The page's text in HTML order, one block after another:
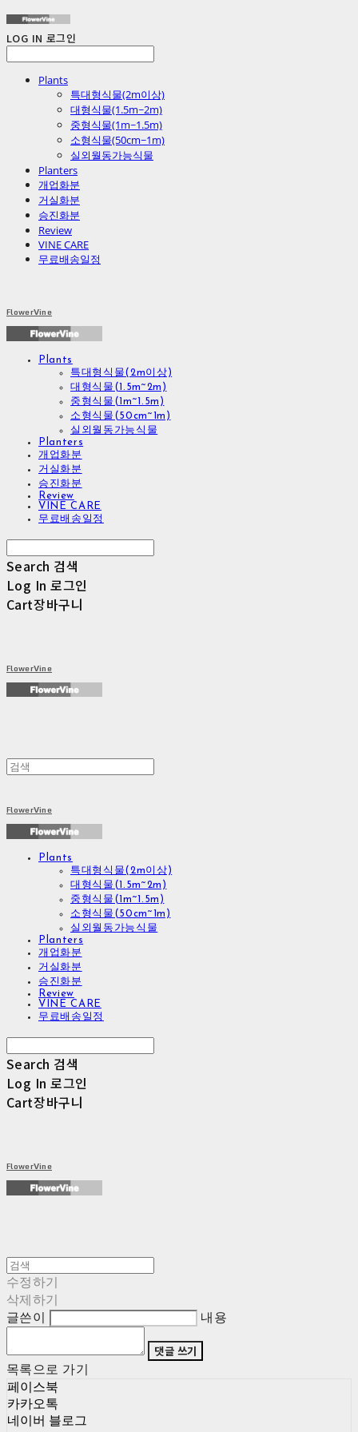
LOG IN 로그인
Plants
특대형식물(2m이상)
대형식물(1.5m~2m)
중형식물(1m~1.5m)
소형식물(50cm~1m)
실외월동가능식물
Planters
개업화분
거실화분
승진화분
Review
VINE CARE
무료배송일정
FlowerVine
Plants
특대형식물(2m이상)
대형식물(1.5m~2m)
중형식물(1m~1.5m)
소형식물(50cm~1m)
실외월동가능식물
Planters
개업화분
거실화분
승진화분
Review
VINE CARE
무료배송일정
Search 검색
Log In 로그인
Cart장바구니
FlowerVine
FlowerVine
Plants
특대형식물(2m이상)
대형식물(1.5m~2m)
중형식물(1m~1.5m)
소형식물(50cm~1m)
실외월동가능식물
Planters
개업화분
거실화분
승진화분
Review
VINE CARE
무료배송일정
Search 검색
Log In 로그인
Cart장바구니
FlowerVine
수정하기
삭제하기
글쓴이
내용
댓글 쓰기
목록으로 가기
페이스북
카카오톡
네이버 블로그